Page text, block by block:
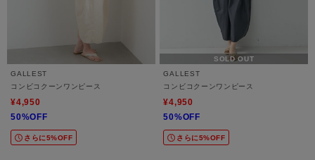
GALLEST
コンビコクーンワンピース
¥4,950
50%OFF
さらに5%OFF
SOLD OUT
GALLEST
コンビコクーンワンピース
¥4,950
50%OFF
さらに5%OFF